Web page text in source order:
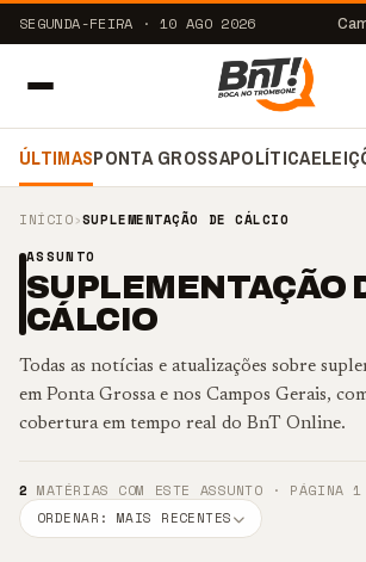
SEGUNDA-FEIRA · 10 AGO 2026
ÚLTIMASPONTA GROSSAPOLÍTICA
INÍCIO›SUPLEMENTAÇÃO DE CÁLCIO
ASSUNTO
SUPLEMENTAÇÃO
CÁLCIO
Todas as notícias e atualizações sobre
em Ponta Grossa e nos Campos Gerais,
cobertura em tempo real do BnT Online.
2 MATÉRIAS COM ESTE ASSUNTO · PÁGINA
ORDENAR: MAIS RECENTES